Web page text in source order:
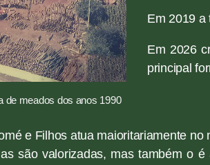
de meados dos anos 1990
Em 2019 a
Em 2026
principal
e Filhos atua maioritariamente
são valorizadas, mas também o